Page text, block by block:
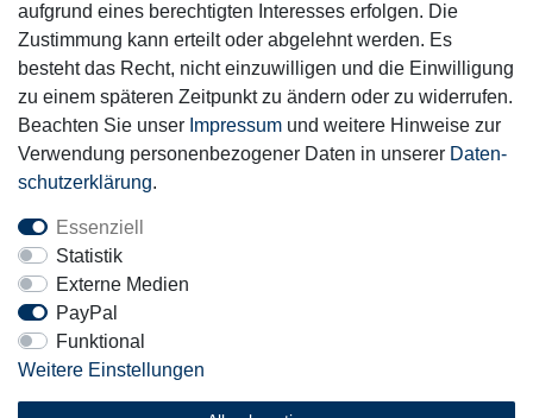
Motor-Fit
© Copyright 2026 | Alle Rechte vorbehalten.
aufgrund eines berechtigten Interesses erfolgen. Die
Zustimmung kann erteilt oder abgelehnt werden. Es
besteht das Recht, nicht einzuwilligen und die Einwilligung
zu einem späteren Zeitpunkt zu ändern oder zu widerrufen.
Beachten Sie unser Impressum und weitere Hinweise zur
Verwendung personenbezogener Daten in unserer Daten­
schutz­erklärung.
Essenziell
Statistik
Externe Medien
PayPal
Funktional
Weitere Einstellungen